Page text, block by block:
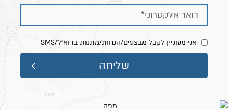
אני מעוניין לקבל מבצעים/הנחות/מתנות בדוא"ל/SMS